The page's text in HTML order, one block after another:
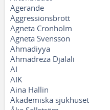
Agerande
Aggressionsbrott
Agneta Cronholm
Agneta Svensson
Ahmadiyya
Ahmadreza Djalali
AI
AIK
Aina Hallin
Akademiska sjukhuset